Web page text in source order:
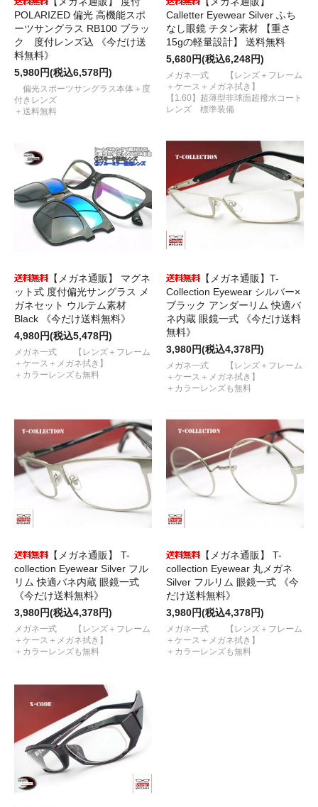
POLARIZED 偏光 高機能スポ
ーツサングラス RB100 ブラッ
ク 度付レンズ込 《今だけ送
料無料》
5,980円(税込6,578円)
偏光スポーツサングラス本体＋度
付きレンズ
＋送料無料
Calletter Eyewear Silver ふち
なし眼鏡 チタン素材 【重さ
15gの軽量設計】 送料無料
5,680円(税込6,248円)
メガネ一式 【レンズ＋フレーム
＋ケース＋メガネ拭き】
【1.60】超薄型非球面超撥水コート
レンズ 標準装備
【メガネ通販】 マグネ
ット式 度付偏光サングラス メ
ガネセット ウルテム素材
Black 《今だけ送料無料》
4,980円(税込5,478円)
メガネ一式 【レンズ＋フレーム
＋ケース＋メガネ拭き】
＋カラーレンズも無料
【メガネ通販】T-
Collection Eyewear シルバー×
ブラック アンダーリム 快適バ
ネ内蔵 眼鏡一式 《今だけ送料
無料》
3,980円(税込4,378円)
メガネ一式 【レンズ＋フレーム
＋ケース＋メガネ拭き】
＋カラーレンズも無料
【メガネ通販】 T-
collection Eyewear Silver フル
リム 快適バネ内蔵 眼鏡一式
《今だけ送料無料》
3,980円(税込4,378円)
メガネ一式 【レンズ＋フレーム
＋ケース＋メガネ拭き】
＋カラーレンズも無料
【メガネ通販】 T-
collection Eyewear 丸メガネ
Silver フルリム 眼鏡一式 《今
だけ送料無料》
3,980円(税込4,378円)
メガネ一式 【レンズ＋フレーム
＋ケース＋メガネ拭き】
＋カラーレンズも無料